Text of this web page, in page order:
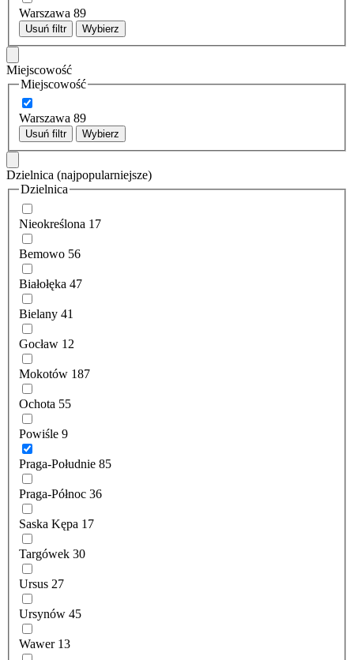
Warszawa 89
Usuń filtr Wybierz
Miejscowość
Miejscowość
Warszawa 89
Usuń filtr Wybierz
Dzielnica (najpopularniejsze)
Dzielnica
Nieokreślona 17
Bemowo 56
Białołęka 47
Bielany 41
Gocław 12
Mokotów 187
Ochota 55
Powiśle 9
Praga-Południe 85
Praga-Północ 36
Saska Kępa 17
Targówek 30
Ursus 27
Ursynów 45
Wawer 13